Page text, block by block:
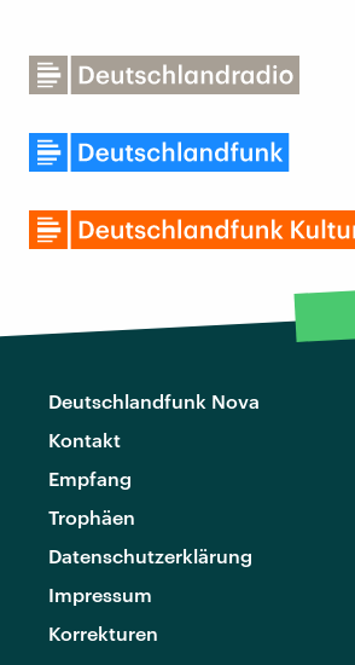
Deutschlandfunk Nova
Kontakt
Empfang
Trophäen
Datenschutzerklärung
Impressum
Korrekturen